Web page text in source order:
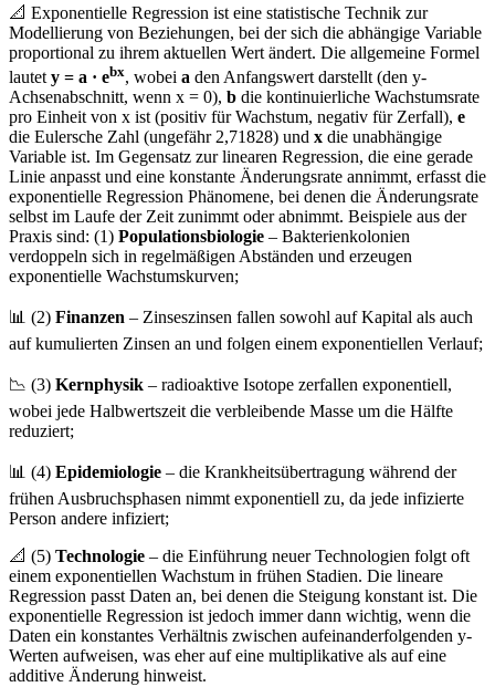
📐 Exponentielle Regression ist eine statistische Technik zur
Modellierung von Beziehungen, bei der sich die abhängige Variable
proportional zu ihrem aktuellen Wert ändert. Die allgemeine Formel
lautet y = a · ebx, wobei a den Anfangswert darstellt (den y-
Achsenabschnitt, wenn x = 0), b die kontinuierliche Wachstumsrate
pro Einheit von x ist (positiv für Wachstum, negativ für Zerfall), e
die Eulersche Zahl (ungefähr 2,71828) und x die unabhängige
Variable ist. Im Gegensatz zur linearen Regression, die eine gerade
Linie anpasst und eine konstante Änderungsrate annimmt, erfasst die
exponentielle Regression Phänomene, bei denen die Änderungsrate
selbst im Laufe der Zeit zunimmt oder abnimmt. Beispiele aus der
Praxis sind: (1) Populationsbiologie – Bakterienkolonien
verdoppeln sich in regelmäßigen Abständen und erzeugen
exponentielle Wachstumskurven;
📊 (2) Finanzen – Zinseszinsen fallen sowohl auf Kapital als auch
auf kumulierten Zinsen an und folgen einem exponentiellen Verlauf;
📉 (3) Kernphysik – radioaktive Isotope zerfallen exponentiell,
wobei jede Halbwertszeit die verbleibende Masse um die Hälfte
reduziert;
📊 (4) Epidemiologie – die Krankheitsübertragung während der
frühen Ausbruchsphasen nimmt exponentiell zu, da jede infizierte
Person andere infiziert;
📐 (5) Technologie – die Einführung neuer Technologien folgt oft
einem exponentiellen Wachstum in frühen Stadien. Die lineare
Regression passt Daten an, bei denen die Steigung konstant ist. Die
exponentielle Regression ist jedoch immer dann wichtig, wenn die
Daten ein konstantes Verhältnis zwischen aufeinanderfolgenden y-
Werten aufweisen, was eher auf eine multiplikative als auf eine
additive Änderung hinweist.